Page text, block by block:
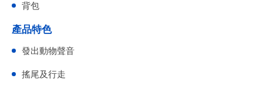
背包
產品特色
發出動物聲音
搖尾及行走